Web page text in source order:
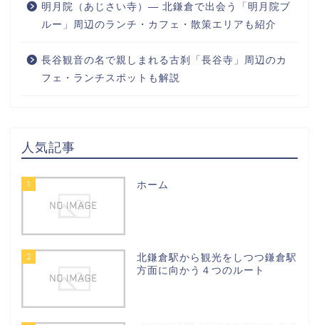
明月院（あじさい寺）― 北鎌倉で出会う「明月院ブ
ルー」周辺のランチ・カフェ・散策エリアも紹介
長谷観音の名で親しまれる古刹「長谷寺」周辺のカ
フェ・ランチスポットも解説
人気記事
1 ホーム
2
北鎌倉駅から観光をしつつ鎌倉駅
方面に向かう４つのルート